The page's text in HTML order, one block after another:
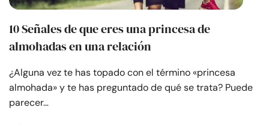
10 Señales de que eres una princesa de
almohadas en una relación
¿Alguna vez te has topado con el término «princesa
almohada» y te has preguntado de qué se trata? Puede
parecer…